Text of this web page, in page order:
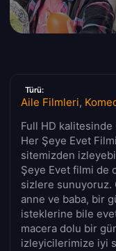
Türü:
Aile Filmleri,
Full HD
Her Şeye Evet
sitemizden
Şeye Evet filmi de
sizlere sunuyoruz.
anne ve baba, bir
isteklerine bile
macera dolu bir
izleyicilerimize iyi